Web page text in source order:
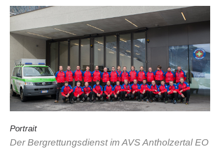
Portrait
Der Bergrettungsdienst im AVS Antholzertal EO